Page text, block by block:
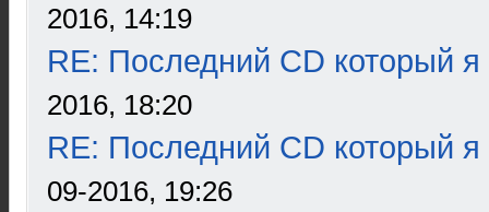
2016, 14:19
RE: Последний CD который я
2016, 18:20
RE: Последний CD который я
09-2016, 19:26